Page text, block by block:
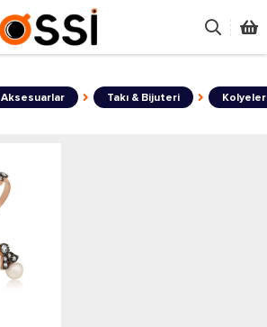
ÜRÜNLERİN TAMAMI DEMODUR
Aksesuarlar Takı & Bijuteri Kolyeler